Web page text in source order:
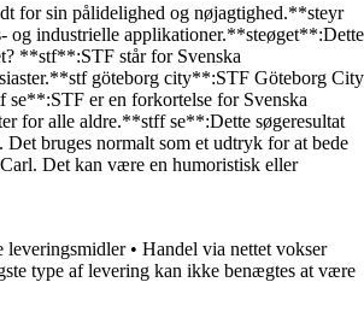
for sin pålidelighed og nøjagtighed.**steyr
og industrielle applikationer.**steøget**:Dette
**stf**:STF står for Svenska
göteborg city**:STF Göteborg City
se**:STF er en forkortelse for Svenska
for alle aldre.**stff se**:Dette søgeresultat
bruges normalt som et udtryk for at bede
Det kan være en humoristisk eller
leveringsmidler• Handel via nettet vokser
type af levering kan ikke benægtes at være